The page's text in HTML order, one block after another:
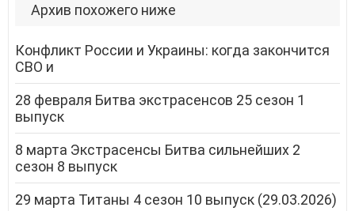
Архив похожего ниже
Конфликт России и Украины: когда закончится
СВО и
28 февраля Битва экстрасенсов 25 сезон 1
выпуск
8 марта Экстрасенсы Битва сильнейших 2
сезон 8 выпуск
29 марта Титаны 4 сезон 10 выпуск (29.03.2026)